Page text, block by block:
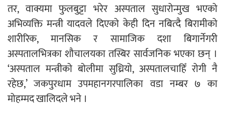
नदी अधिकारका ती कानुनी पाटा, जसले
बनाउँछ नदीलाई संरक्षण हकदार
तर, वाक्यमा फुलबुट्टा भरेर अस्पताल सुधारोन्मुख भएको
अभिव्यक्ति मन्त्री यादवले दिएको केही दिन नबित्दै बिरामीको
शारीरिक, मानसिक र सामाजिक दशा बिगार्नेगरी
अस्पतालभित्रका शौचालयका तस्बिर सार्वजनिक भएका छन् ।
‘अस्पताल मन्त्रीको बोलीमा सुध्रियो, अस्पतालचाहिँ रोगी नै
रहेछ,’ जकपुरधाम उपमहानगरपालिका वडा नम्बर ७ का
मोहम्मद खालिदले भने ।